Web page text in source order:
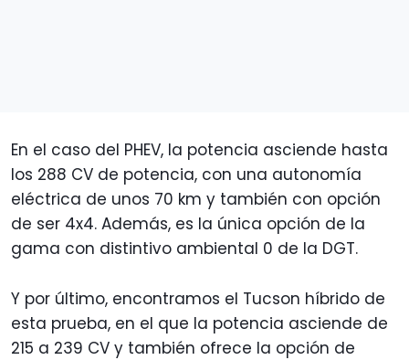
En el caso del PHEV, la potencia asciende hasta
los 288 CV de potencia, con una autonomía
eléctrica de unos 70 km y también con opción
de ser 4x4. Además, es la única opción de la
gama con distintivo ambiental 0 de la DGT.
Y por último, encontramos el Tucson híbrido de
esta prueba, en el que la potencia asciende de
215 a 239 CV y también ofrece la opción de